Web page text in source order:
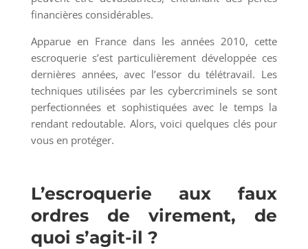
financières considérables.
Apparue en France dans les années 2010, cette
escroquerie s’est particulièrement développée ces
dernières années, avec l’essor du télétravail. Les
techniques utilisées par les cybercriminels se sont
perfectionnées et sophistiquées avec le temps la
rendant redoutable. Alors, voici quelques clés pour
vous en protéger.
L’escroquerie aux faux
ordres de virement, de
quoi s’agit-il ?